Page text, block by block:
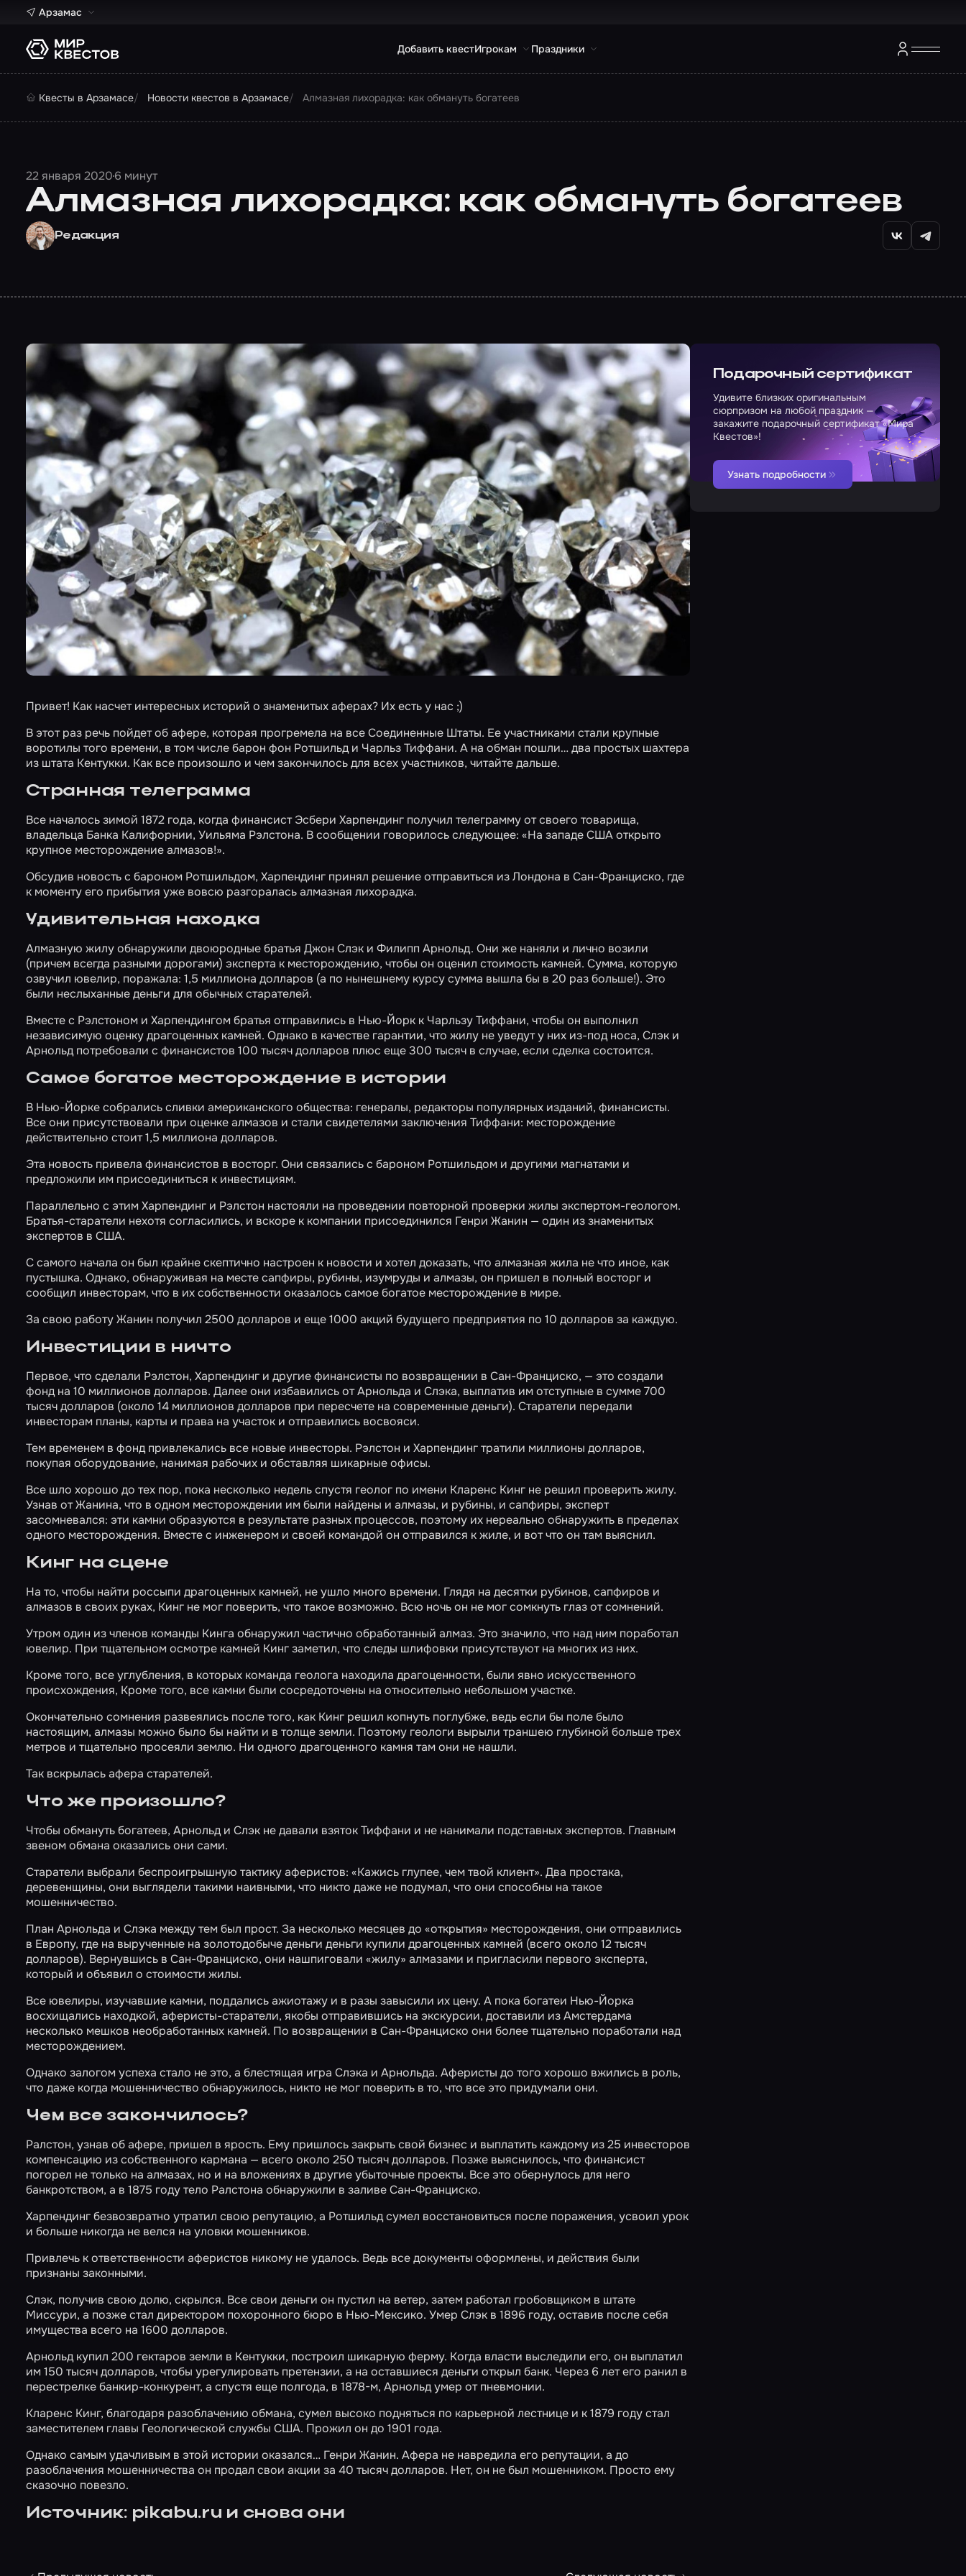
Арзамас
Добавить квестИгрокам Праздники
Квесты в Арзамасе Новости квестов в Арзамасе Алмазная лихорадка: как обмануть богатеев
22 января 20206 минут
Алмазная лихорадка: как обмануть богатеев
Редакция
Привет! Как насчет интересных историй о знаменитых аферах? Их есть у нас ;)
В этот раз речь пойдет об афере, которая прогремела на все Соединенные Штаты. Ее участниками стали крупные
воротилы того времени, в том числе барон фон Ротшильд и Чарльз Тиффани. А на обман пошли… два простых шахтера
из штата Кентукки. Как все произошло и чем закончилось для всех участников, читайте дальше.
Странная телеграмма
Все началось зимой 1872 года, когда финансист Эсбери Харпендинг получил телеграмму от своего товарища,
владельца Банка Калифорнии, Уильяма Рэлстона. В сообщении говорилось следующее: «На западе США открыто
крупное месторождение алмазов!».
Обсудив новость с бароном Ротшильдом, Харпендинг принял решение отправиться из Лондона в Сан-Франциско, где
к моменту его прибытия уже вовсю разгоралась алмазная лихорадка.
Удивительная находка
Алмазную жилу обнаружили двоюродные братья Джон Слэк и Филипп Арнольд. Они же наняли и лично возили
(причем всегда разными дорогами) эксперта к месторождению, чтобы он оценил стоимость камней. Сумма, которую
озвучил ювелир, поражала: 1,5 миллиона долларов (а по нынешнему курсу сумма вышла бы в 20 раз больше!). Это
были неслыханные деньги для обычных старателей.
Вместе с Рэлстоном и Харпендингом братья отправились в Нью-Йорк к Чарльзу Тиффани, чтобы он выполнил
независимую оценку драгоценных камней. Однако в качестве гарантии, что жилу не уведут у них из-под носа, Слэк и
Арнольд потребовали с финансистов 100 тысяч долларов плюс еще 300 тысяч в случае, если сделка состоится.
Самое богатое месторождение в истории
В Нью-Йорке собрались сливки американского общества: генералы, редакторы популярных изданий, финансисты.
Все они присутствовали при оценке алмазов и стали свидетелями заключения Тиффани: месторождение
действительно стоит 1,5 миллиона долларов.
Эта новость привела финансистов в восторг. Они связались с бароном Ротшильдом и другими магнатами и
предложили им присоединиться к инвестициям.
Параллельно с этим Харпендинг и Рэлстон настояли на проведении повторной проверки жилы экспертом-геологом.
Братья-старатели нехотя согласились, и вскоре к компании присоединился Генри Жанин — один из знаменитых
экспертов в США.
С самого начала он был крайне скептично настроен к новости и хотел доказать, что алмазная жила не что иное, как
пустышка. Однако, обнаруживая на месте сапфиры, рубины, изумруды и алмазы, он пришел в полный восторг и
сообщил инвесторам, что в их собственности оказалось самое богатое месторождение в мире.
За свою работу Жанин получил 2500 долларов и еще 1000 акций будущего предприятия по 10 долларов за каждую.
Инвестиции в ничто
Первое, что сделали Рэлстон, Харпендинг и другие финансисты по возвращении в Сан-Франциско, — это создали
фонд на 10 миллионов долларов. Далее они избавились от Арнольда и Слэка, выплатив им отступные в сумме 700
тысяч долларов (около 14 миллионов долларов при пересчете на современные деньги). Старатели передали
инвесторам планы, карты и права на участок и отправились восвояси.
Тем временем в фонд привлекались все новые инвесторы. Рэлстон и Харпендинг тратили миллионы долларов,
покупая оборудование, нанимая рабочих и обставляя шикарные офисы.
Все шло хорошо до тех пор, пока несколько недель спустя геолог по имени Кларенс Кинг не решил проверить жилу.
Узнав от Жанина, что в одном месторождении им были найдены и алмазы, и рубины, и сапфиры, эксперт
засомневался: эти камни образуются в результате разных процессов, поэтому их нереально обнаружить в пределах
одного месторождения. Вместе с инженером и своей командой он отправился к жиле, и вот что он там выяснил.
Кинг на сцене
На то, чтобы найти россыпи драгоценных камней, не ушло много времени. Глядя на десятки рубинов, сапфиров и
алмазов в своих руках, Кинг не мог поверить, что такое возможно. Всю ночь он не мог сомкнуть глаз от сомнений.
Утром один из членов команды Кинга обнаружил частично обработанный алмаз. Это значило, что над ним поработал
ювелир. При тщательном осмотре камней Кинг заметил, что следы шлифовки присутствуют на многих из них.
Кроме того, все углубления, в которых команда геолога находила драгоценности, были явно искусственного
происхождения, Кроме того, все камни были сосредоточены на относительно небольшом участке.
Окончательно сомнения развеялись после того, как Кинг решил копнуть поглубже, ведь если бы поле было
настоящим, алмазы можно было бы найти и в толще земли. Поэтому геологи вырыли траншею глубиной больше трех
метров и тщательно просеяли землю. Ни одного драгоценного камня там они не нашли.
Так вскрылась афера старателей.
Что же произошло?
Чтобы обмануть богатеев, Арнольд и Слэк не давали взяток Тиффани и не нанимали подставных экспертов. Главным
звеном обмана оказались они сами.
Старатели выбрали беспроигрышную тактику аферистов: «Кажись глупее, чем твой клиент». Два простака,
деревенщины, они выглядели такими наивными, что никто даже не подумал, что они способны на такое
мошенничество.
План Арнольда и Слэка между тем был прост. За несколько месяцев до «открытия» месторождения, они отправились
в Европу, где на вырученные на золотодобыче деньги деньги купили драгоценных камней (всего около 12 тысяч
долларов). Вернувшись в Сан-Франциско, они нашпиговали «жилу» алмазами и пригласили первого эксперта,
который и объявил о стоимости жилы.
Все ювелиры, изучавшие камни, поддались ажиотажу и в разы завысили их цену. А пока богатеи Нью-Йорка
восхищались находкой, аферисты-старатели, якобы отправившись на экскурсии, доставили из Амстердама
несколько мешков необработанных камней. По возвращении в Сан-Франциско они более тщательно поработали над
месторождением.
Однако залогом успеха стало не это, а блестящая игра Слэка и Арнольда. Аферисты до того хорошо вжились в роль,
что даже когда мошенничество обнаружилось, никто не мог поверить в то, что все это придумали они.
Чем все закончилось?
Ралстон, узнав об афере, пришел в ярость. Ему пришлось закрыть свой бизнес и выплатить каждому из 25 инвесторов
компенсацию из собственного кармана — всего около 250 тысяч долларов. Позже выяснилось, что финансист
погорел не только на алмазах, но и на вложениях в другие убыточные проекты. Все это обернулось для него
банкротством, а в 1875 году тело Ралстона обнаружили в заливе Сан-Франциско.
Харпендинг безвозвратно утратил свою репутацию, а Ротшильд сумел восстановиться после поражения, усвоил урок
и больше никогда не велся на уловки мошенников.
Привлечь к ответственности аферистов никому не удалось. Ведь все документы оформлены, и действия были
признаны законными.
Слэк, получив свою долю, скрылся. Все свои деньги он пустил на ветер, затем работал гробовщиком в штате
Миссури, а позже стал директором похоронного бюро в Нью-Мексико. Умер Слэк в 1896 году, оставив после себя
имущества всего на 1600 долларов.
Арнольд купил 200 гектаров земли в Кентукки, построил шикарную ферму. Когда власти выследили его, он выплатил
им 150 тысяч долларов, чтобы урегулировать претензии, а на оставшиеся деньги открыл банк. Через 6 лет его ранил в
перестрелке банкир-конкурент, а спустя еще полгода, в 1878-м, Арнольд умер от пневмонии.
Кларенс Кинг, благодаря разоблачению обмана, сумел высоко подняться по карьерной лестнице и к 1879 году стал
заместителем главы Геологической службы США. Прожил он до 1901 года.
Однако самым удачливым в этой истории оказался… Генри Жанин. Афера не навредила его репутации, а до
разоблачения мошенничества он продал свои акции за 40 тысяч долларов. Нет, он не был мошенником. Просто ему
сказочно повезло.
Источник: pikabu.ru и снова они
Подарочный сертификат
Удивите близких оригинальным
сюрпризом на любой праздник —
закажите подарочный сертификат «Мира
Квестов»!
Узнать подробности